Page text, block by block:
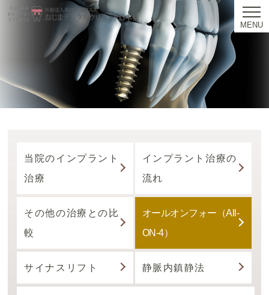
MENU
当院のインプラント
治療
インプラント治療の
流れ
その他の治療との比
較
オールオンフォー（All-
ON-4）
サイナスリフト 静脈内鎮静法